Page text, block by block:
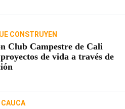
CONSTRUYEN
Club Campestre de Cali
de vida a través de
CAUCA